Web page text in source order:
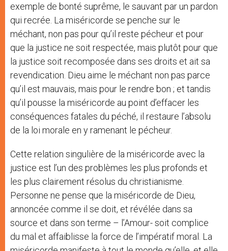
exemple de bonté suprême, le sauvant par un pardon
qui recrée. La miséricorde se penche sur le
méchant, non pas pour qu’il reste pécheur et pour
que la justice ne soit respectée, mais plutôt pour que
la justice soit recomposée dans ses droits et ait sa
revendication. Dieu aime le méchant non pas parce
qu’il est mauvais, mais pour le rendre bon ; et tandis
qu’il pousse la miséricorde au point d’effacer les
conséquences fatales du péché, il restaure l’absolu
de la loi morale en y ramenant le pécheur.
Cette relation singulière de la miséricorde avec la
justice est l’un des problèmes les plus profonds et
les plus clairement résolus du christianisme.
Personne ne pense que la miséricorde de Dieu,
annoncée comme il se doit, et révélée dans sa
source et dans son terme – l’Amour- soit complice
du mal et affaiblisse la force de l’impératif moral. La